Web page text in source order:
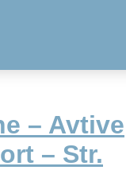
– Avtive
– Str.